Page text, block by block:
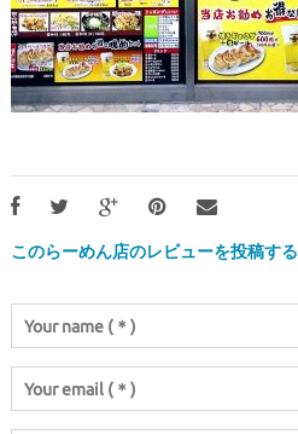
このらーめん店のレビューを投稿する